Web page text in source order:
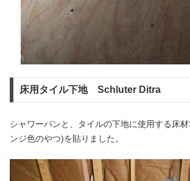
床用タイル下地 Schluter Ditra
シャワーパンと、タイルの下地に使用する床
ンジ色のやつ)を貼りました。